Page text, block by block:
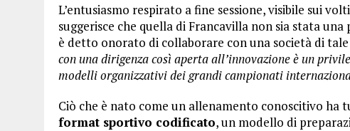
L’entusiasmo respirato a fine sessione, visibile sui
suggerisce che quella di Francavilla non sia stata
è detto onorato di collaborare con una società di
con una dirigenza così aperta all’innovazione è un
modelli organizzativi dei grandi campionati
Ciò che è nato come un allenamento conoscitivo
format sportivo codificato, un modello di